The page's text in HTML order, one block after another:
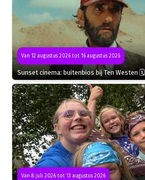
Van 12 augustus 2026 tot 16 augustus 2026
Sunset cinema: buitenbios bij Ten Westen 🗓
Van 8 juli 2026 tot 13 augustus 2026